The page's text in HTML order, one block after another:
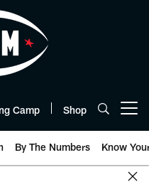
Camp Shop
By The Numbers Know